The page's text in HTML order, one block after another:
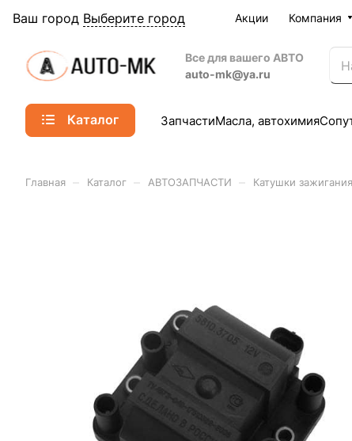
Ваш город Выберите город Акции Компания
Все для вашего АВТО
auto-mk@ya.ru
Каталог ЗапчастиМасла, автохимия
Главная Каталог АВТОЗАПЧАСТИ Катушки зажигания